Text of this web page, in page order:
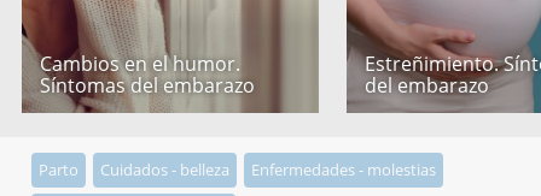
Cambios en el humor.
Síntomas del embarazo
Estreñimiento.
del embarazo
Parto Cuidados - belleza
Enfermedades - molestias